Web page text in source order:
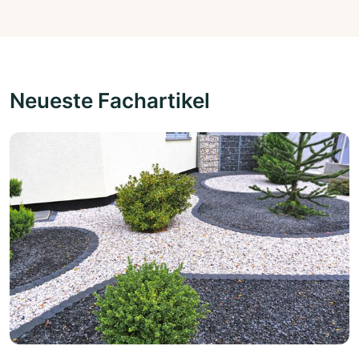
Neueste Fachartikel